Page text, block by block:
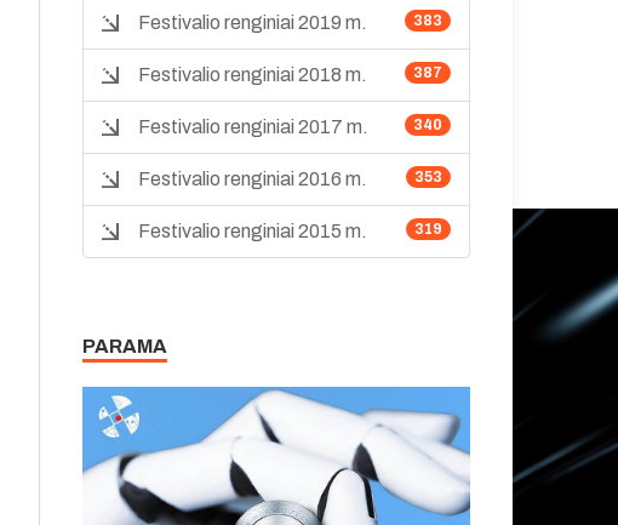
383
Festivalio renginiai 2019 m.
387
Festivalio renginiai 2018 m.
340
Festivalio renginiai 2017 m.
353
Festivalio renginiai 2016 m.
319
Festivalio renginiai 2015 m.
PARAMA